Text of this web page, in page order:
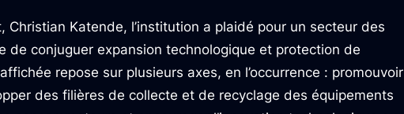
Christian Katende, l’institution a plaidé pour un secteur des
de conjuguer expansion technologique et protection de
repose sur plusieurs axes, en l’occurrence : promouvoir
des filières de collecte et de recyclage des équipements